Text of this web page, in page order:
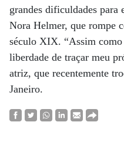
grandes dificuldades
Nora Helmer, que rompe
século XIX. “Assim
liberdade de traçar meu
atriz, que recentemente
Janeiro.